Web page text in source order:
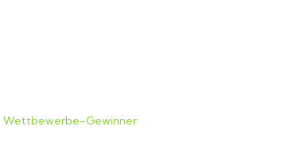
Wettbewerbe-Gewinner